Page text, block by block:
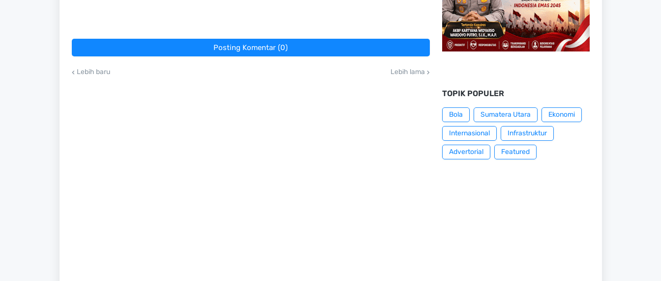
Posting Komentar (0)
Lebih baru Lebih lama
TOPIK POPULER
Bola Sumatera Utara Ekonomi
Internasional Infrastruktur
Advertorial Featured